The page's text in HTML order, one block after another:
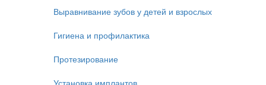
Выравнивание зубов у детей и взрослых
Гигиена и профилактика
Протезирование
Установка имплантов